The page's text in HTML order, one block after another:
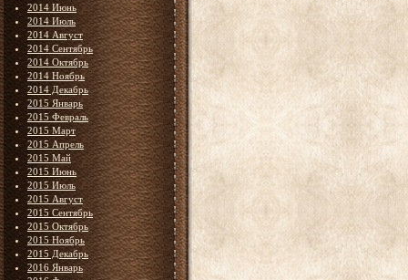
2014 Июнь
2014 Июль
2014 Август
2014 Сентябрь
2014 Октябрь
2014 Ноябрь
2014 Декабрь
2015 Январь
2015 Февраль
2015 Март
2015 Апрель
2015 Май
2015 Июнь
2015 Июль
2015 Август
2015 Сентябрь
2015 Октябрь
2015 Ноябрь
2015 Декабрь
2016 Январь